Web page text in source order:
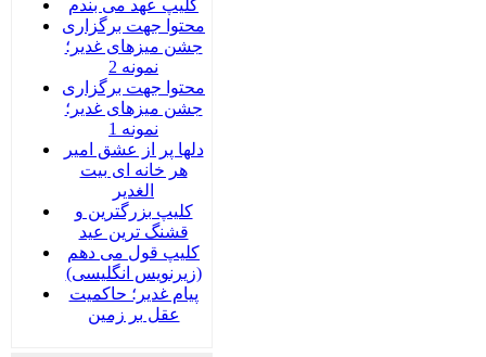
کلیپ عهد می بندم
محتوا جهت برگزاری
جشن میزهای غدیر؛
نمونه 2
محتوا جهت برگزاری
جشن میزهای غدیر؛
نمونه 1
دلها پر از عشق امیر
هر خانه ای بیت
الغدیر
کلیپ بزرگترین و
قشنگ ترین عید
کلیپ قول می دهم
(زیرنویس انگلیسی)
پیام غدیر؛ حاکمیت
عقل بر زمین